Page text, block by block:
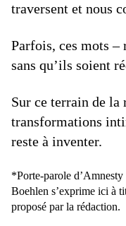
traversent et nous
Parfois, ces mots –
sans qu’ils soient
Sur ce terrain de la
transformations
reste à inventer.
*Porte-parole
Boehlen s’exprime ici à
proposé par la rédaction.